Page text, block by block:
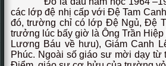
các lớp đệ nhị cấp với Đệ Tam
đó, trường chỉ có lớp Đệ Ngủ, Đệ
trưởng lúc bấy giờ là Ông Trần
Lương Báu về hưu), Giám Canh
Phúc. Ngoài số giáo sư mời dạy